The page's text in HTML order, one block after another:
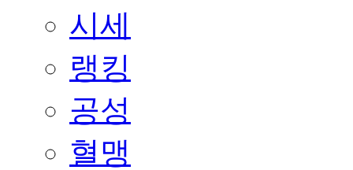
시세
랭킹
공성
혈맹